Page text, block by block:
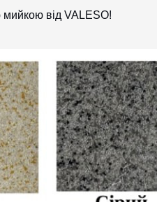
мийкою від VALESO!